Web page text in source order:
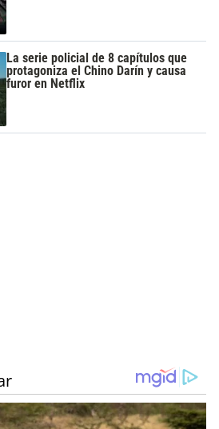
La serie policial de 8 capítulos que
protagoniza el Chino Darín y causa
furor en Netflix